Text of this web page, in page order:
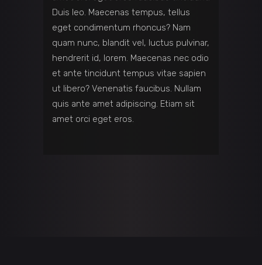
Duis leo. Maecenas tempus, tellus
eget condimentum rhoncus? Nam
quam nunc, blandit vel, luctus pulvinar,
hendrerit id, lorem. Maecenas nec odio
et ante tincidunt tempus vitae sapien
ut libero? Venenatis faucibus. Nullam
quis ante amet adipiscing. Etiam sit
amet orci eget eros.